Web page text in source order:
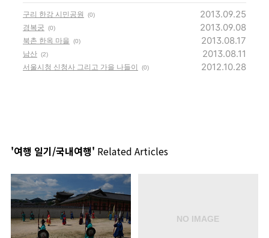
구리 한강 시민공원 (0) 2013.09.25
경복궁 (0) 2013.09.08
북촌 한옥 마을 (0) 2013.08.17
남산 (2) 2013.08.11
서울시청 신청사 그리고 가을 나들이 (0) 2012.10.28
'여행 일기/국내여행' Related Articles